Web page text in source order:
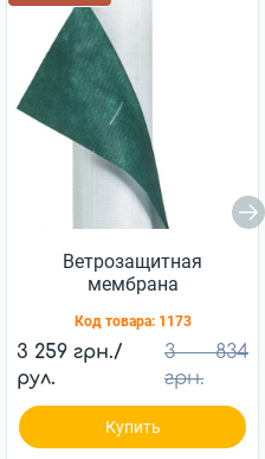
Ветрозащитная
мембрана
85г/м2 (75м2)
Код товара: 1173
3 259 грн./
рул.
3 834
грн.
Купить